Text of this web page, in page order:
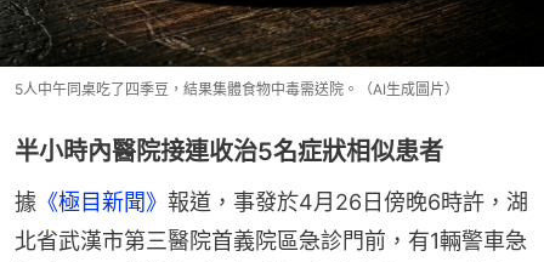
5人中午同桌吃了四季豆，結果集體食物中毒需送院。（AI生成圖片）
半小時內醫院接連收治5名症狀相似患者
據 《極目新聞》 報道，事發於4月26日傍晚6時許，湖
北省武漢市第三醫院首義院區急診門前，有1輛警車急